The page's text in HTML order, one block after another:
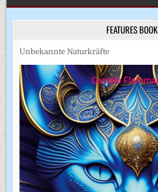
FEATURES BOOK
Unbekannte Naturkräfte